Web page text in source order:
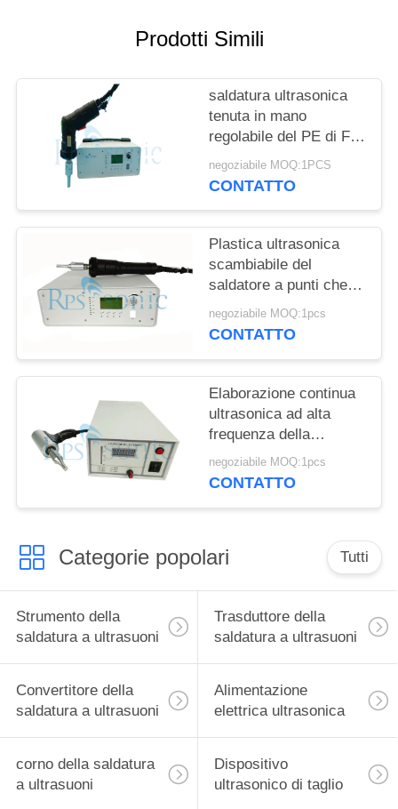
PRIVACY
Prodotti Simili
saldatura ultrasonica
tenuta in mano
regolabile del PE di For
pp del saldatore di
600w 35Khz
negoziabile MOQ:1PCS
CONTATTO
Plastica ultrasonica
scambiabile del
saldatore a punti che
rivetta il saldatore
ultrasonico della mano
negoziabile MOQ:1pcs
CONTATTO
Elaborazione continua
ultrasonica ad alta
frequenza della
saldatura a punti
negoziabile MOQ:1pcs
CONTATTO
Categorie popolari Tutti
Strumento della
saldatura a ultrasuoni
Trasduttore della
saldatura a ultrasuoni
Convertitore della
saldatura a ultrasuoni
Alimentazione
elettrica ultrasonica
corno della saldatura
a ultrasuoni
Dispositivo
ultrasonico di taglio